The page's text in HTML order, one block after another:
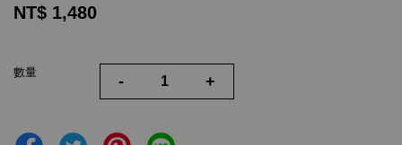
NT$ 1,480
數量
- +